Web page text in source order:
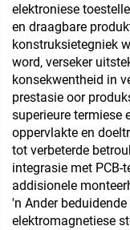
elektroniese
en draagbare
konstruksietegniek
word, verseker
konsekwentheid in
prestasie oor
superieure termiese
oppervlakte en
tot verbeterde
integrasie met PCB-
addisionele
'n Ander
elektromagnetiese